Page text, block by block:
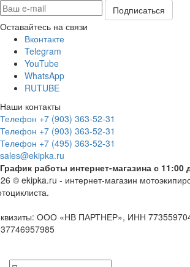
Оставайтесь на связи
Вконтакте
Telegram
YouTube
WhatsApp
RUTUBE
Наши контакты
Телефон +7 (903) 363-52-31
Телефон +7 (903) 363-52-31
Телефон +7 (495) 363-52-31
sales@ekipka.ru
График работы интернет-магазина с 11:00
© ekipka.ru - интернет-магазин
ООО «НВ ПАРТНЕР», ИНН